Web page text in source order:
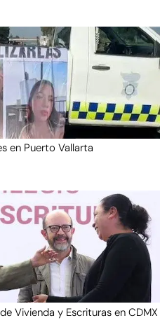
en Puerto Vallarta
Vivienda y Escrituras en CDMX